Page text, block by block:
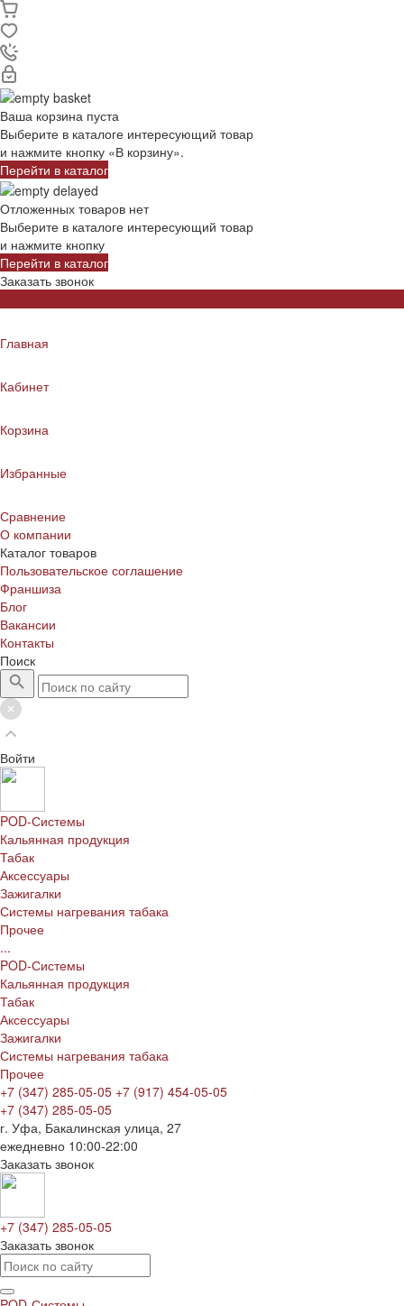
Ваша корзина пуста
Выберите в каталоге интересующий товар
и нажмите кнопку «В корзину».
Перейти в каталог
Отложенных товаров нет
Выберите в каталоге интересующий товар
и нажмите кнопку
Перейти в каталог
Заказать звонок
Главная
Кабинет
Корзина
Избранные
Сравнение
О компании
Каталог товаров
Пользовательское соглашение
Франшиза
Блог
Вакансии
Контакты
Поиск
Войти
POD-Системы
Кальянная продукция
Табак
Аксессуары
Зажигалки
Системы нагревания табака
Прочее
...
POD-Системы
Кальянная продукция
Табак
Аксессуары
Зажигалки
Системы нагревания табака
Прочее
+7 (347) 285-05-05 +7 (917) 454-05-05
+7 (347) 285-05-05
г. Уфа, Бакалинская улица, 27
ежедневно 10:00-22:00
Заказать звонок
+7 (347) 285-05-05
Заказать звонок